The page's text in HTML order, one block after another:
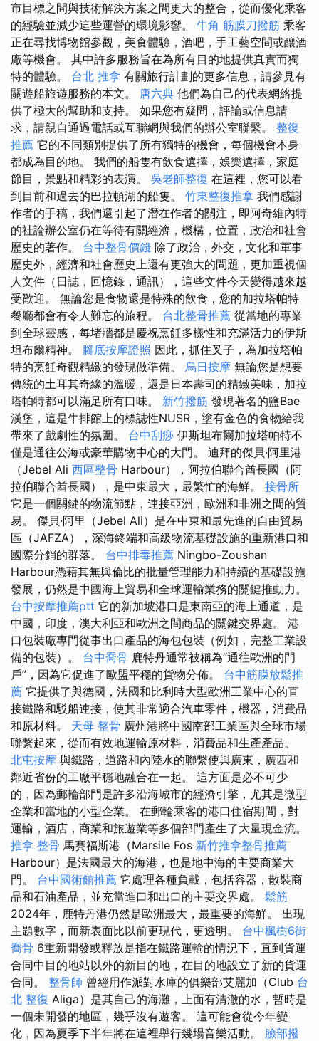
市目標之間與技術解決方案之間更大的整合，從而優化乘客
的經驗並減少這些運營的環境影響。 牛角 筋膜刀撥筋 乘客
正在尋找博物館參觀，美食體驗，酒吧，手工藝空間或釀酒
廠等機會。 其中許多服務旨在為所有目的地提供真實而獨
特的體驗。 台北 推拿 有關旅行計劃的更多信息，請參見有
關遊船旅遊服務的本文。 唐六典 他們為自己的代表網絡提
供了極大的幫助和支持。 如果您有疑問，評論或信息請
求，請親自通過電話或互聯網與我們的辦公室聯繫。 整復
推薦 它的不同類別提供了所有獨特的機會，每個機會本身
都成為目的地。 我們的船隻有飲食選擇，娛樂選擇，家庭
節目，景點和精彩的表演。 吳老師整復 在這裡，您可以看
到目前和過去的巴拉頓湖的船隻。 竹東整復推拿 我們感謝
作者的手稿，我們還引起了潛在作者的關注，即阿奇維內特
的社論辦公室仍在等待有關經濟，機構，位置，政治和社會
歷史的著作。 台中整骨價錢 除了政治，外交，文化和軍事
歷史外，經濟和社會歷史上還有更強大的問題，更加重視個
人文件（日誌，回憶錄，通訊），這些文件今天變得越來越
受歡迎。 無論您是食物還是特殊的飲食，您的加拉塔帕特
餐廳都會有令人難忘的旅程。 台北整骨推薦 從當地的專業
到全球靈感，每堵牆都是慶祝烹飪多樣性和充滿活力的伊斯
坦布爾精神。 腳底按摩證照 因此，抓住叉子，為加拉塔帕
特的烹飪奇觀精緻的發現做準備。 烏日按摩 無論您是想要
傳統的土耳其奇緣的溫暖，還是日本壽司的精緻美味，加拉
塔帕特都可以滿足所有口味。 新竹撥筋 發現著名的鹽Bae
漢堡，這是牛排館上的標誌性NUSR，塗有金色的食物給我
帶來了戲劇性的氛圍。 台中刮痧 伊斯坦布爾加拉塔帕特不
僅是通往公海或豪華購物中心的大門。 迪拜的傑貝·阿里港
（Jebel Ali 西區整骨 Harbour），阿拉伯聯合酋長國（阿
拉伯聯合酋長國），是中東最大，最繁忙的海鮮。 接骨所
它是一個關鍵的物流節點，連接亞洲，歐洲和非洲之間的貿
易。 傑貝·阿里（Jebel Ali）是在中東和最先進的自由貿易
區（JAFZA），深海終端和高級物流基礎設施的重新港口和
國際分銷的群落。 台中排毒推薦 Ningbo-Zoushan
Harbour憑藉其無與倫比的批量管理能力和持續的基礎設施
發展，仍然是中國海上貿易和全球運輸業務的關鍵推動力。
台中按摩推薦ptt 它的新加坡港口是東南亞的海上通道，是
中國，印度，澳大利亞和歐洲之間商品的關鍵交界處。 港
口包裝廠專門從事出口產品的海包包裝（例如，完整工業設
備的包裝）。 台中喬骨 鹿特丹通常被稱為“通往歐洲的門
戶”，因為它促進了歐盟平穩的貨物分佈。 台中筋膜放鬆推
薦 它提供了與德國，法國和比利時大型歐洲工業中心的直
接鐵路和駁船連接，使其非常適合汽車零件，機器，消費品
和原材料。 天母 整骨 廣州港將中國南部工業區與全球市場
聯繫起來，從而有效地運輸原材料，消費品和生產產品。
北屯按摩 與鐵路，道路和內陸水的聯繫使與廣東，廣西和
鄰近省份的工廠平穩地融合在一起。 這方面是必不可少
的，因為郵輪部門是許多沿海城市的經濟引擎，尤其是微型
企業和當地的小型企業。 在郵輪乘客的港口住宿期間，對
運輸，酒店，商業和旅遊業等多個部門產生了大量現金流。
推拿 整骨 馬賽福斯港（Marsile Fos 新竹推拿整骨推薦
Harbour）是法國最大的海港，也是地中海的主要商業大
門。 台中國術館推薦 它處理各種負載，包括容器，散裝商
品和石油產品，並充當進口和出口的主要交界處。 鬆筋
2024年，鹿特丹港仍然是歐洲最大，最重要的海鮮。 出現
主題數字，而新表面比以前更現代，更透明。 台中楓樹6街
喬骨 6重新開發或釋放是指在鐵路運輸的情況下，直到貨運
合同中目的地站以外的新目的地，在目的地設立了新的貨運
合同。 整骨師 曾經用作派對水庫的俱樂部艾麗加（Club 台
北 整復 Aliga）是其自己的海灘，上面有清澈的水，暫時是
一個未開發的地區，幾乎沒有遊客。 這可能會從今年變
化，因為夏季下半年將在這裡舉行幾場音樂活動。 臉部撥